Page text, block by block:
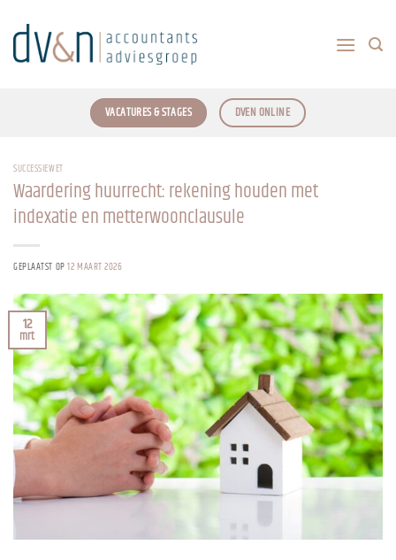
naar
inhoud
VACATURES & STAGES DVEN ONLINE
SUCCESSIEWET
Waardering huurrecht: rekening houden met
indexatie en metterwoonclausule
GEPLAATST OP12 MAART 2026
12
mrt